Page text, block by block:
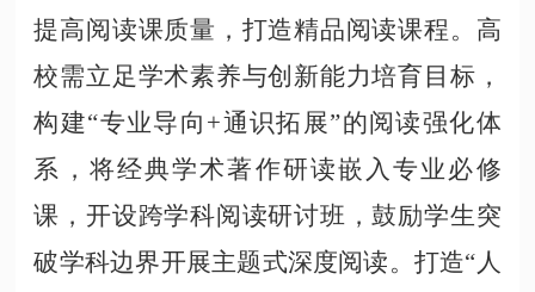
提高阅读课质量，打造精品阅读课程。高
校需立足学术素养与创新能力培育目标，
构建“专业导向+通识拓展”的阅读强化体
系，将经典学术著作研读嵌入专业必修
课，开设跨学科阅读研讨班，鼓励学生突
破学科边界开展主题式深度阅读。打造“人